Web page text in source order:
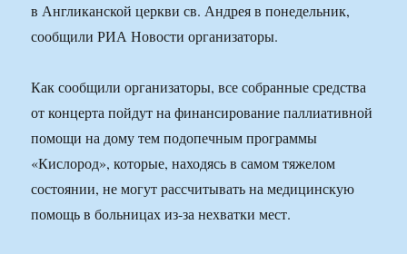
в Англиканской церкви св. Андрея в понедельник,
сообщили РИА Новости организаторы.
Как сообщили организаторы, все собранные средства
от концерта пойдут на финансирование паллиативной
помощи на дому тем подопечным программы
«Кислород», которые, находясь в самом тяжелом
состоянии, не могут рассчитывать на медицинскую
помощь в больницах из-за нехватки мест.